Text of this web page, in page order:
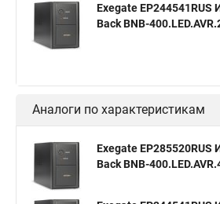
Exegate EP244541RUS
Back BNB-
Аналоги по характеристикам
Exegate EP285520RUS
Back BNB-